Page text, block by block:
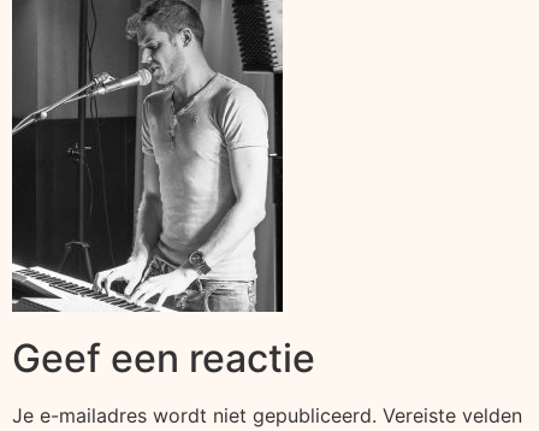
Geef een reactie
Je e-mailadres wordt niet gepubliceerd. Vereiste velden